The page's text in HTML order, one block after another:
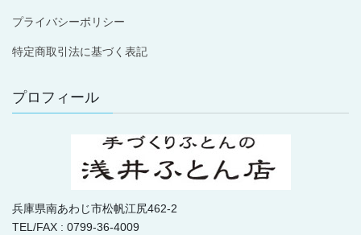
プライバシーポリシー
特定商取引法に基づく表記
プロフィール
兵庫県南あわじ市松帆江尻462-2
TEL/FAX : 0799-36-4009